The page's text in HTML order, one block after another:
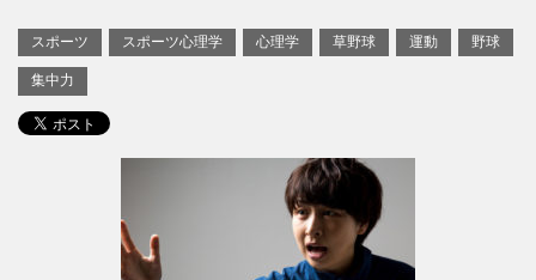
スポーツ スポーツ心理学 心理学 草野球 運動 野球
集中力